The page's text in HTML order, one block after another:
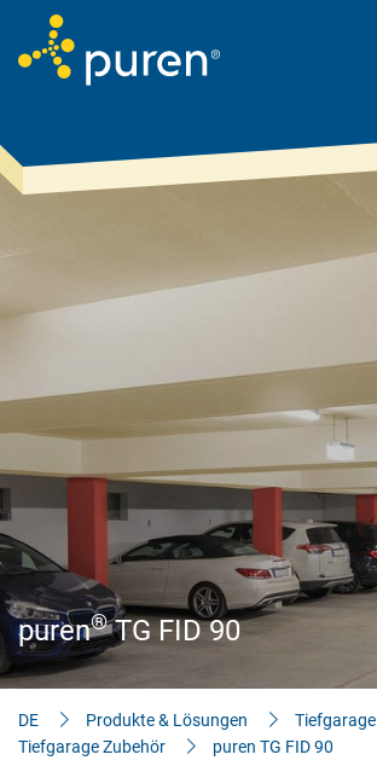
Darum puren
Produkte & Lösungen
Mein Bereich
Aktuelles
Bauherren-Wissen
Downloads
puren®TG FID 90
DE Produkte & Lösungen
Tiefgarage
Tiefgarage Zubehör
puren TG FID 90